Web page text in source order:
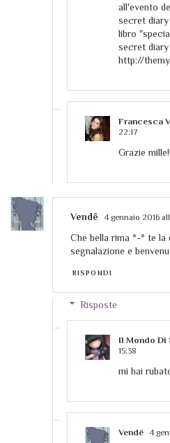
all'evento
secret
libro
secret
http://
Francesca
22:17
Grazie
Vendë 4 gennaio 2016
Che bella rima *-* te la
segnalazione e
RISPONDI
Risposte
Il Mondo Di
15:38
mi hai
Vendë 4